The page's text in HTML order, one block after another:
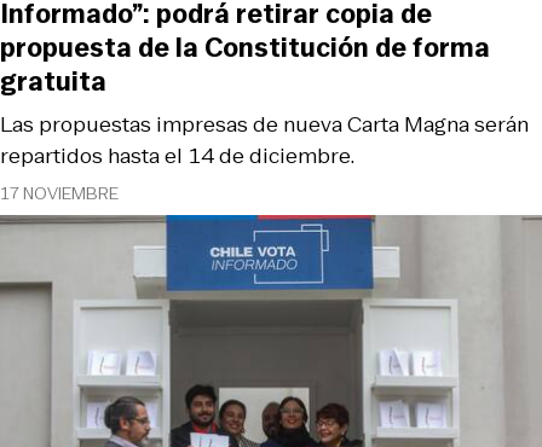
17 NOVIEMBRE
Las propuestas impresas de nueva Carta Magna serán
repartidos hasta el 14 de diciembre.
Informado”: podrá retirar copia de
propuesta de la Constitución de forma
gratuita